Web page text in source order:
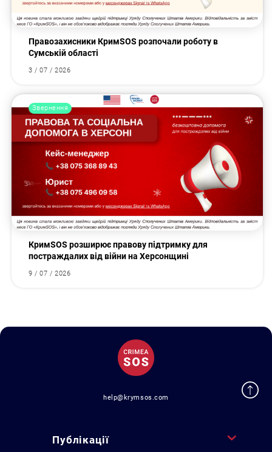
Правозахисники КримSOS розпочали роботу в
Сумській області
3 / 07 / 2026
Звернення
КримSOS розширює правову підтримку для
постраждалих від війни на Херсонщині
9 / 07 / 2026
help@krymsos.com
Публікації